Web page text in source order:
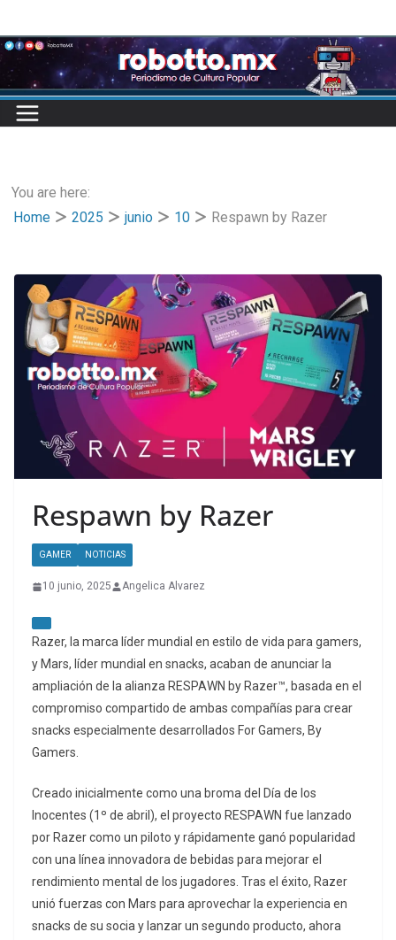
to
content
You are here:
Home
2025 junio 10 Respawn by Razer
Respawn by Razer
GAMER NOTICIAS
10 junio, 2025 Angelica Alvarez
Razer, la marca líder mundial en estilo de vida para gamers,
y Mars, líder mundial en snacks, acaban de anunciar la
ampliación de la alianza RESPAWN by Razer™, basada en el
compromiso compartido de ambas compañías para crear
snacks especialmente desarrollados For Gamers, By
Gamers.
Creado inicialmente como una broma del Día de los
Inocentes (1º de abril), el proyecto RESPAWN fue lanzado
por Razer como un piloto y rápidamente ganó popularidad
con una línea innovadora de bebidas para mejorar el
rendimiento mental de los jugadores. Tras el éxito, Razer
unió fuerzas con Mars para aprovechar la experiencia en
snacks de su socia y lanzar un segundo producto, ahora